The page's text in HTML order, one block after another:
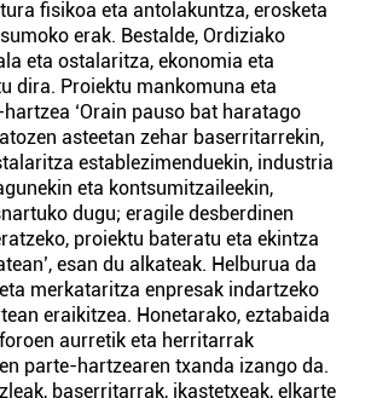
fisikoa eta antolakuntza, erosketa
erak. Bestalde, Ordiziako
eta ostalaritza, ekonomia eta
dira. Proiektu mankomuna eta
‘Orain pauso bat haratago
asteetan zehar baserritarrekin,
establezimenduekin, industria
eta kontsumitzaileekin,
dugu; eragile desberdinen
proiektu bateratu eta ekintza
esan du alkateak. Helburua da
merkataritza enpresak indartzeko
eraikitzea. Honetarako, eztabaida
aurretik eta herritarrak
parte-hartzearen txanda izango da.
baserritarrak, ikastetxeak, elkarte